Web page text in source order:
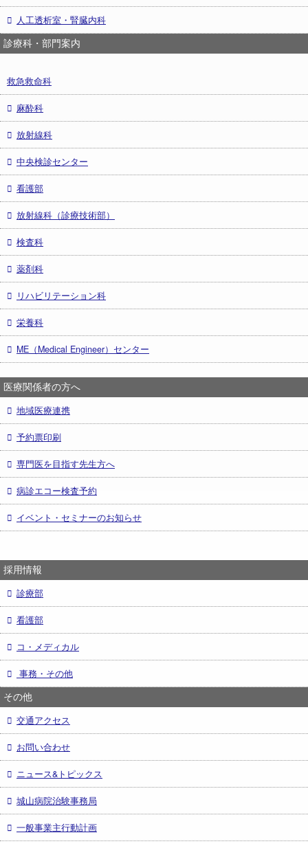
人工透析室・腎臓内科
診療科・部門案内
救急救命科
麻酔科
放射線科
中央検診センター
看護部
放射線科（診療技術部）
検査科
薬剤科
リハビリテーション科
栄養科
ME（Medical Engineer）センター
医療関係者の方へ
地域医療連携
予約票印刷
専門医を目指す先生方へ
病診エコー検査予約
イベント・セミナーのお知らせ
採用情報
診療部
看護部
コ・メディカル
事務・その他
その他
交通アクセス
お問い合わせ
ニュース&トピックス
城山病院治験事務局
一般事業主行動計画